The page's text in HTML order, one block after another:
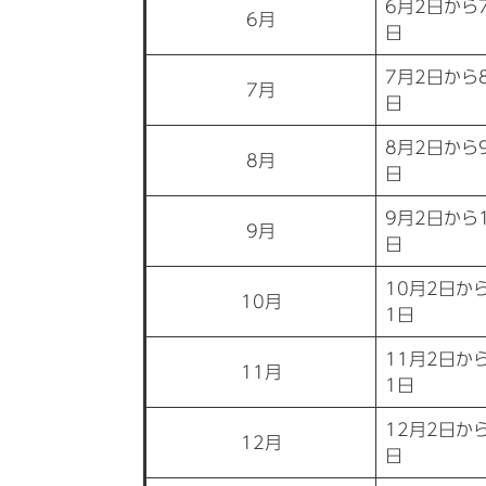
6月
6月2日から
日
7月
7月2日から
日
8月
8月2日から
日
9月
9月2日から
日
10月
10月2日か
1日
11月
11月2日か
1日
12月
12月2日か
日